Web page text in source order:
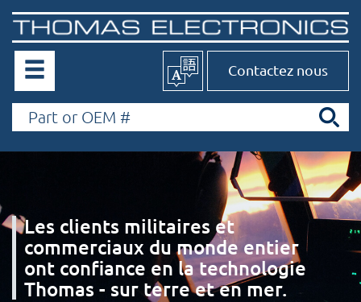
Contactez nous
Les clients militaires et
commerciaux du monde entier
ont confiance en la technologie
Thomas - sur terre et en mer.